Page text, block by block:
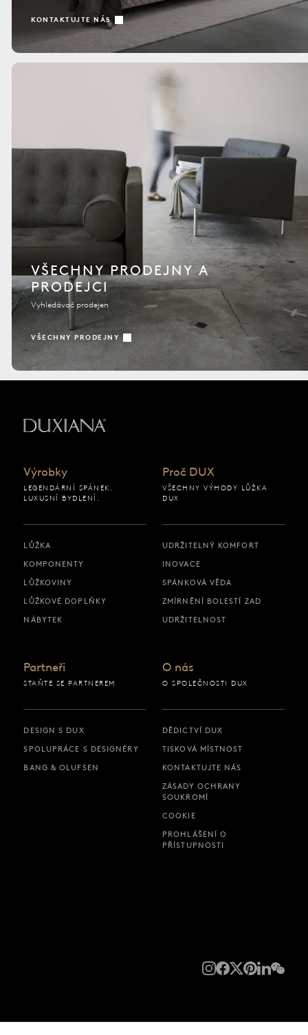
KONTAKTUJTE NÁS
VŠECHNY PRODEJNY A
PRODEJCI
Vyhledávač prodejen
VŠECHNY PRODEJNY
Zpět na výchozí stránku
Výrobky
LEGENDÁRNÍ SPÁNEK.
LUXUSNÍ BYDLENÍ.
LŮŽKA
KOMPONENTY
LŮŽKOVINY
LŮŽKOVÉ DOPLŇKY
NÁBYTEK
Proč DUX
VŠECHNY VÝHODY LŮŽKA
DUX
UDRŽITELNÝ KOMFORT
INOVACE
SPÁNKOVÁ VĚDA
ZMÍRNĚNÍ BOLESTÍ ZAD
UDRŽITELNOST
Partneři
STAŇTE SE PARTNEREM
DESIGN S DUX
SPOLUPRÁCE S DESIGNÉRY
BANG & OLUFSEN
O nás
O SPOLEČNOSTI DUX
DĚDICTVÍ DUX
TISKOVÁ MÍSTNOST
KONTAKTUJTE NÁS
ZÁSADY OCHRANY
SOUKROMÍ
COOKIE
PROHLÁŠENÍ O
PŘÍSTUPNOSTI